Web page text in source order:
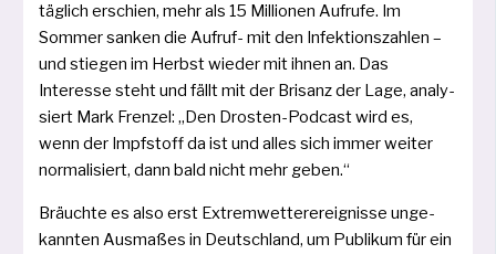
täg­lich erschien, mehr als 15 Millionen Aufrufe. Im
Sommer san­ken die Aufruf- mit den Infektionszahlen –
und stie­gen im Herbst wie­der mit ihnen an. Das
Interesse steht und fällt mit der Brisanz der Lage, ana­ly­
siert Mark Frenzel: „Den Drosten-Podcast wird es,
wenn der Impfstoff da ist und alles sich immer wei­ter
nor­ma­li­siert, dann bald nicht mehr geben.“
Bräuchte es also erst Extremwetterereignisse unge­
kann­ten Ausmaßes in Deutschland, um Publikum für ein